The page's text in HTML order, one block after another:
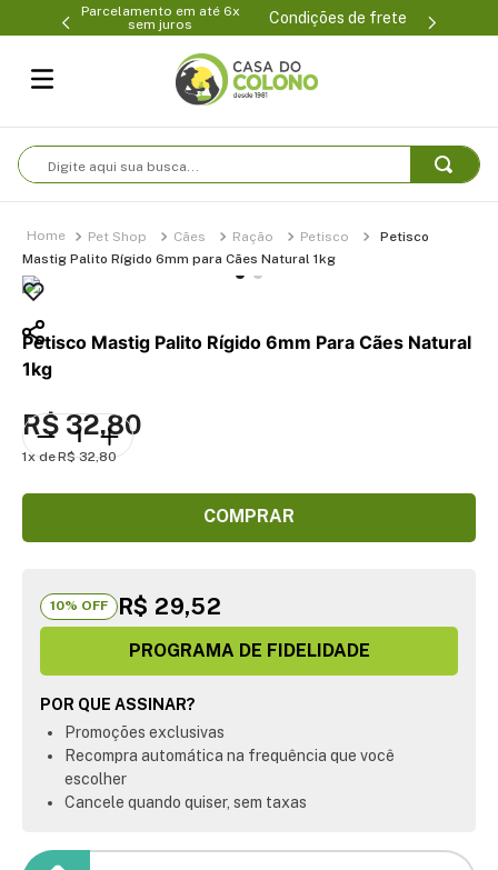
Parcelamento em até 6x
sem juros
Condições de frete
Digite aqui sua busca...
Pet Shop Cães Ração Petisco
Petisco
Mastig Palito Rígido 6mm para Cães Natural 1kg
Petisco Mastig Palito Rígido 6mm Para Cães Natural
1kg
R$32,80
1 R$ 32,80
COMPRAR
10% OFF R$ 29,52
PROGRAMA DE FIDELIDADE
POR QUE ASSINAR?
Promoções exclusivas
Recompra automática na frequência que você
escolher
Cancele quando quiser, sem taxas